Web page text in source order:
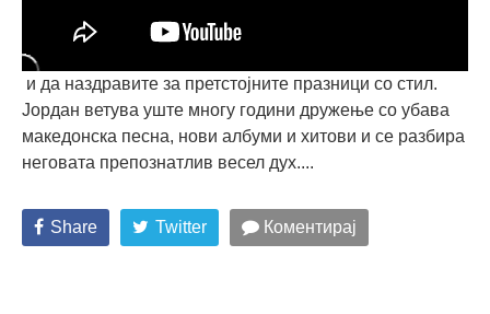
и да наздравите за претстојните празници со стил.
Јордан ветува уште многу години дружење со убава
македонска песна, нови албуми и хитови и се разбира
неговата препознатлив весел дух....
Share Twitter Коментирај